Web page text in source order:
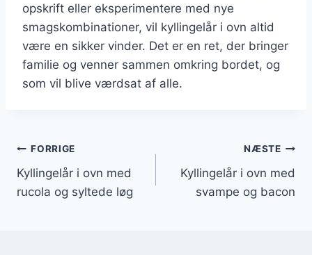
opskrift eller eksperimentere med nye
smagskombinationer, vil kyllingelår i ovn altid
være en sikker vinder. Det er en ret, der bringer
familie og venner sammen omkring bordet, og
som vil blive værdsat af alle.
Indlægsnavigation
FORRIGE
Kyllingelår i ovn med
rucola og syltede løg
NÆSTE
Kyllingelår i ovn med
svampe og bacon